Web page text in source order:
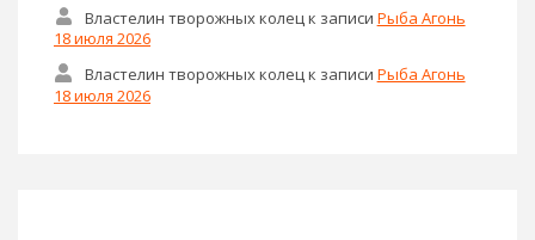
Властелин творожных колец к записи Рыба Агонь
18 июля 2026
Властелин творожных колецк записи Рыба Агонь
18 июля 2026